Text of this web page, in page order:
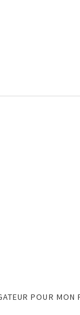
POUR MON